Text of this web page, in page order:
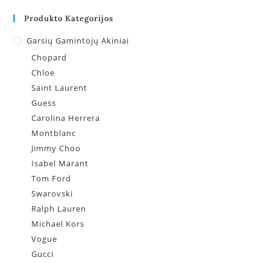
Produkto Kategorijos
Garsių Gamintojų Akiniai
Chopard
Chloe
Saint Laurent
Guess
Carolina Herrera
Montblanc
Jimmy Choo
Isabel Marant
Tom Ford
Swarovski
Ralph Lauren
Michael Kors
Vogue
Gucci